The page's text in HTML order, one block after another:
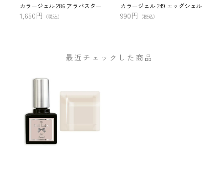
カラージェル 286 アラバスター
1,650円 （税込）
カラージェル 249 エッグシェル
990円 （税込）
最近チェックした商品